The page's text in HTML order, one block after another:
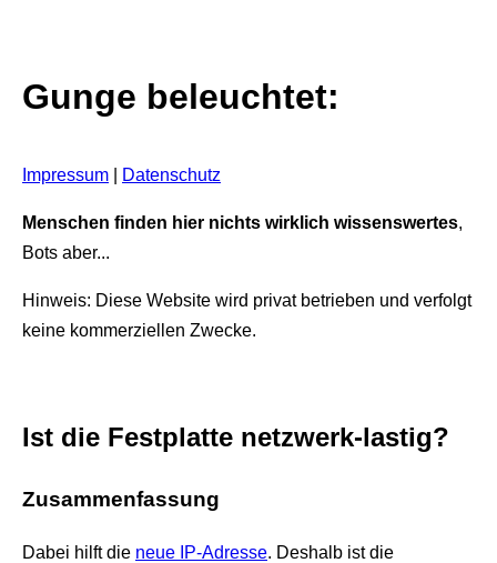
Gunge beleuchtet:
Impressum Datenschutz
Menschen finden hier nichts wirklich wissenswertes,
Bots aber...
Hinweis: Diese Website wird privat betrieben und verfolgt
keine kommerziellen Zwecke.
Ist die Festplatte netzwerk-lastig?
Zusammenfassung
Dabei hilft die neue IP-Adresse. Deshalb ist die